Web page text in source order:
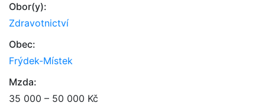
Obor(y):
Zdravotnictví
Obec:
Frýdek-Místek
Mzda:
35 000 – 50 000 Kč